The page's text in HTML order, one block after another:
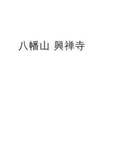
八幡山 興禅寺